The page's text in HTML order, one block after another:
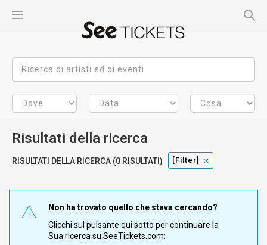
Risultati della ricerca
RISULTATI DELLA RICERCA (0 RISULTATI) [filter]
Non ha trovato quello che stava cercando?
Clicchi sul pulsante qui sotto per continuare la
Sua ricerca su SeeTickets.com: